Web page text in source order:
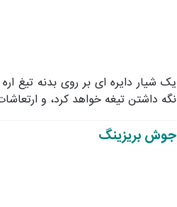
یک شیار دایره ای بر روی بدنه تیغ
نگه داشتن تیغه خواهد کرد، و
جوش بریزینگ